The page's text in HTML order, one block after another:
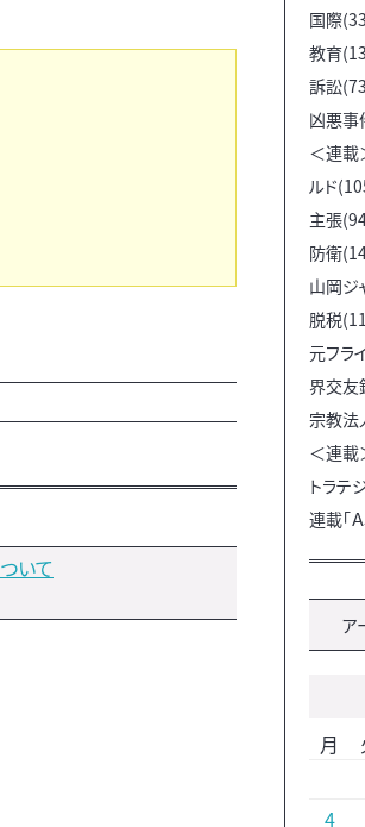
いて
国際
教育
訴訟
凶悪事
＜連載
ルド
主張
防衛
山岡ジ
脱税
元フラ
界交友
宗教法
＜連載
トラテ
連載「
ア
月
4